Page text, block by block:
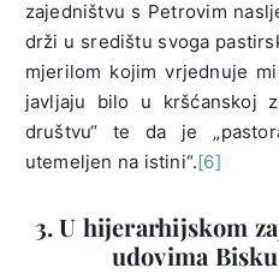
zajedništvu s Petrovim
drži u središtu svoga
mjerilom kojim vrjednuje
javljaju bilo u kršćanskoj
društvu“ te da je
utemeljen na istini“.[6]
3. U hijerarhijskom
udovima